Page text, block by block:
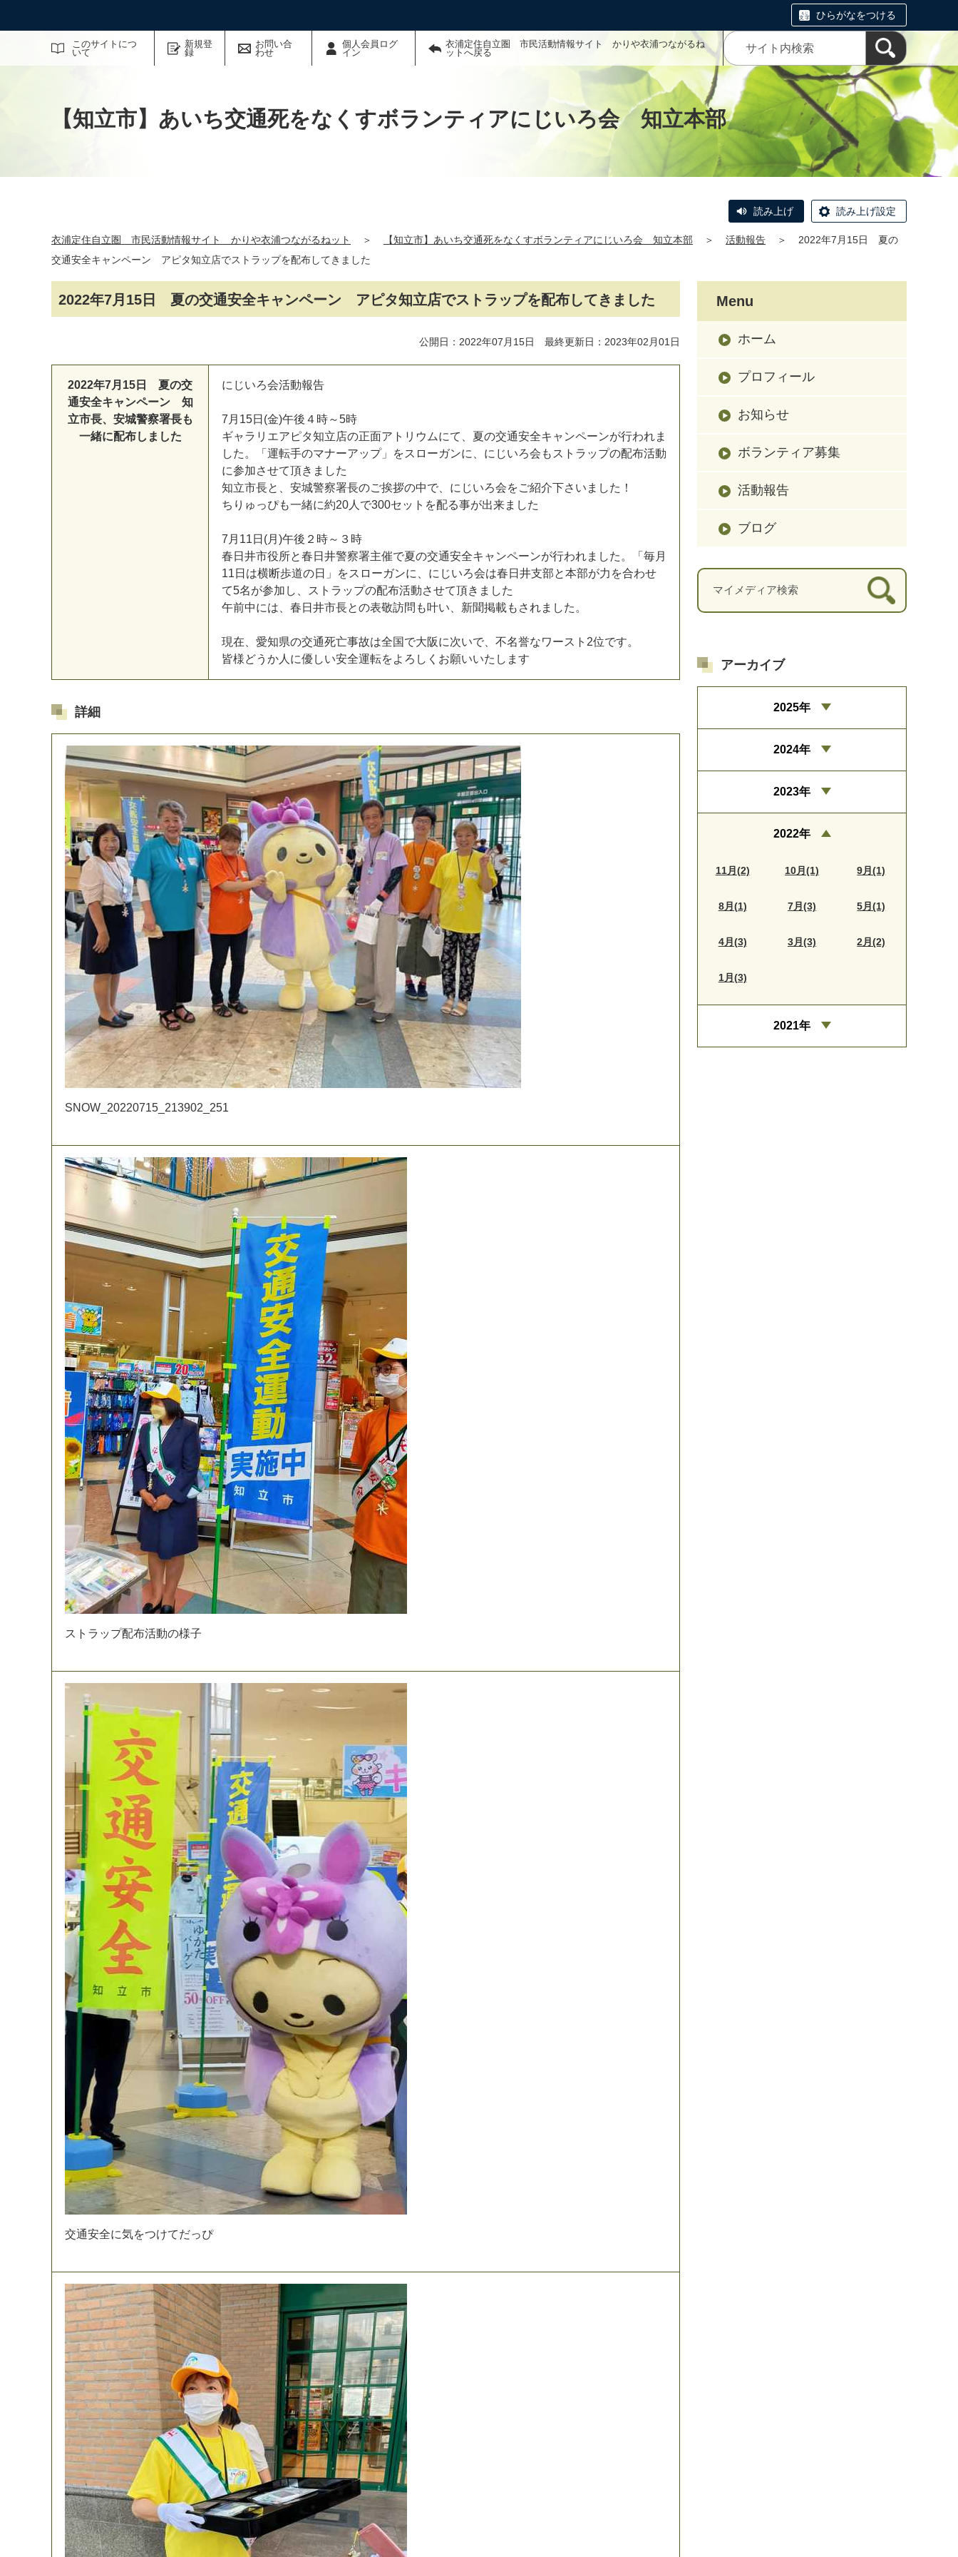
ひらがなをつける
このサイトにつ
いて
新規登
録
お問い合
わせ
個人会員ログ
イン
衣浦定住自立圏 市民活動情報サイト かりや衣浦つながるね
ットへ戻る
サイト内検索
【知立市】あいち交通死をなくすボランティアにじいろ会 知立本部
読み上げ 読み上げ設定
衣浦定住自立圏 市民活動情報サイト かりや衣浦つながるねット ＞ 【知立市】あいち交通死をなくすボランティアにじいろ会 知立本部 ＞ 活動報告 ＞
2022年7月15日 夏の
交通安全キャンペーン アピタ知立店でストラップを配布してきました
2022年7月15日 夏の交通安全キャンペーン アピタ知立店でストラップを配布してきました
公開日：2022年07月15日 最終更新日：2023年02月01日
2022年7月15日 夏の交
通安全キャンペーン 知
立市長、安城警察署長も
一緒に配布しました
にじいろ会活動報告
7月15日(金)午後４時～5時
ギャラリエアピタ知立店の正面アトリウムにて、夏の交通安全キャンペーンが行われま
した。「運転手のマナーアップ」をスローガンに、にじいろ会もストラップの配布活動
に参加させて頂きました
知立市長と、安城警察署長のご挨拶の中で、にじいろ会をご紹介下さいました！
ちりゅっぴも一緒に約20人で300セットを配る事が出来ました
7月11日(月)午後２時～３時
春日井市役所と春日井警察署主催で夏の交通安全キャンペーンが行われました。「毎月
11日は横断歩道の日」をスローガンに、にじいろ会は春日井支部と本部が力を合わせ
て5名が参加し、ストラップの配布活動させて頂きました
午前中には、春日井市長との表敬訪問も叶い、新聞掲載もされました。
現在、愛知県の交通死亡事故は全国で大阪に次いで、不名誉なワースト2位です。
皆様どうか人に優しい安全運転をよろしくお願いいたします
詳細
SNOW 20220715 213902 251
ス ト ラ ップ配布活動の様子
交通安全に気をつけてだっぴ
Menu
ホーム
プロフィール
お知らせ
ボランティア募集
活動報告
ブログ
アーカイブ
2025年
2024年
2023年
2022年
11月(2) 10月(1) 9月(1)
8月(1) 7月(3) 5月(1)
4月(3) 3月(3) 2月(2)
1月(3)
2021年